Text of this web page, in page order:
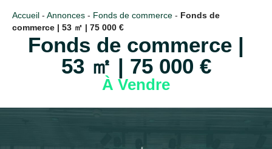
Accueil - Annonces - Fonds de commerce - Fonds de
commerce | 53 ㎡ | 75 000 €
Fonds de commerce |
53 ㎡ | 75 000 €
À Vendre